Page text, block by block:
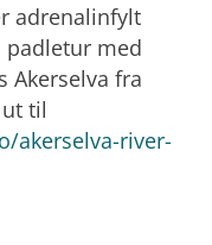
adrenalinfylt
padletur med
Akerselva fra
til
akerselva-river-